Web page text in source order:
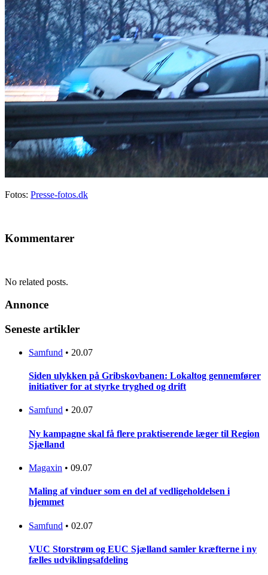
Fotos: Presse-fotos.dk
Kommentarer
No related posts.
Annonce
Seneste artikler
Samfund • 20.07
Siden ulykken på Gribskovbanen: Lokaltog gennemfører
initiativer for at styrke tryghed og drift
Samfund • 20.07
Ny kampagne skal få flere praktiserende læger til Region
Sjælland
Magaxin • 09.07
Maling af vinduer som en del af vedligeholdelsen i
hjemmet
Samfund • 02.07
VUC Storstrøm og EUC Sjælland samler kræfterne i ny
fælles udviklingsafdeling